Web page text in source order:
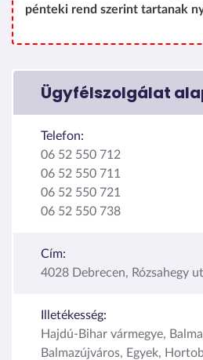
pénteki rend szerint tartanak
Ügyfélszolgálat
Telefon:
06 52 550 712
06 52 550 711
06 52 550 721
06 52 550 738
Cím:
4028 Debrecen, Rózsahegy
Illetékesség:
Hajdú-Bihar vármegye,
Balmazújváros, Egyek,